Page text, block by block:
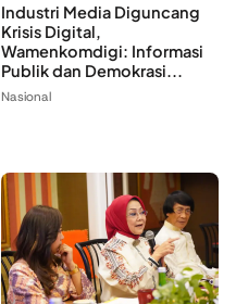
Industri Media Diguncang
Krisis Digital,
Wamenkomdigi: Informasi
Publik dan Demokrasi...
Nasional